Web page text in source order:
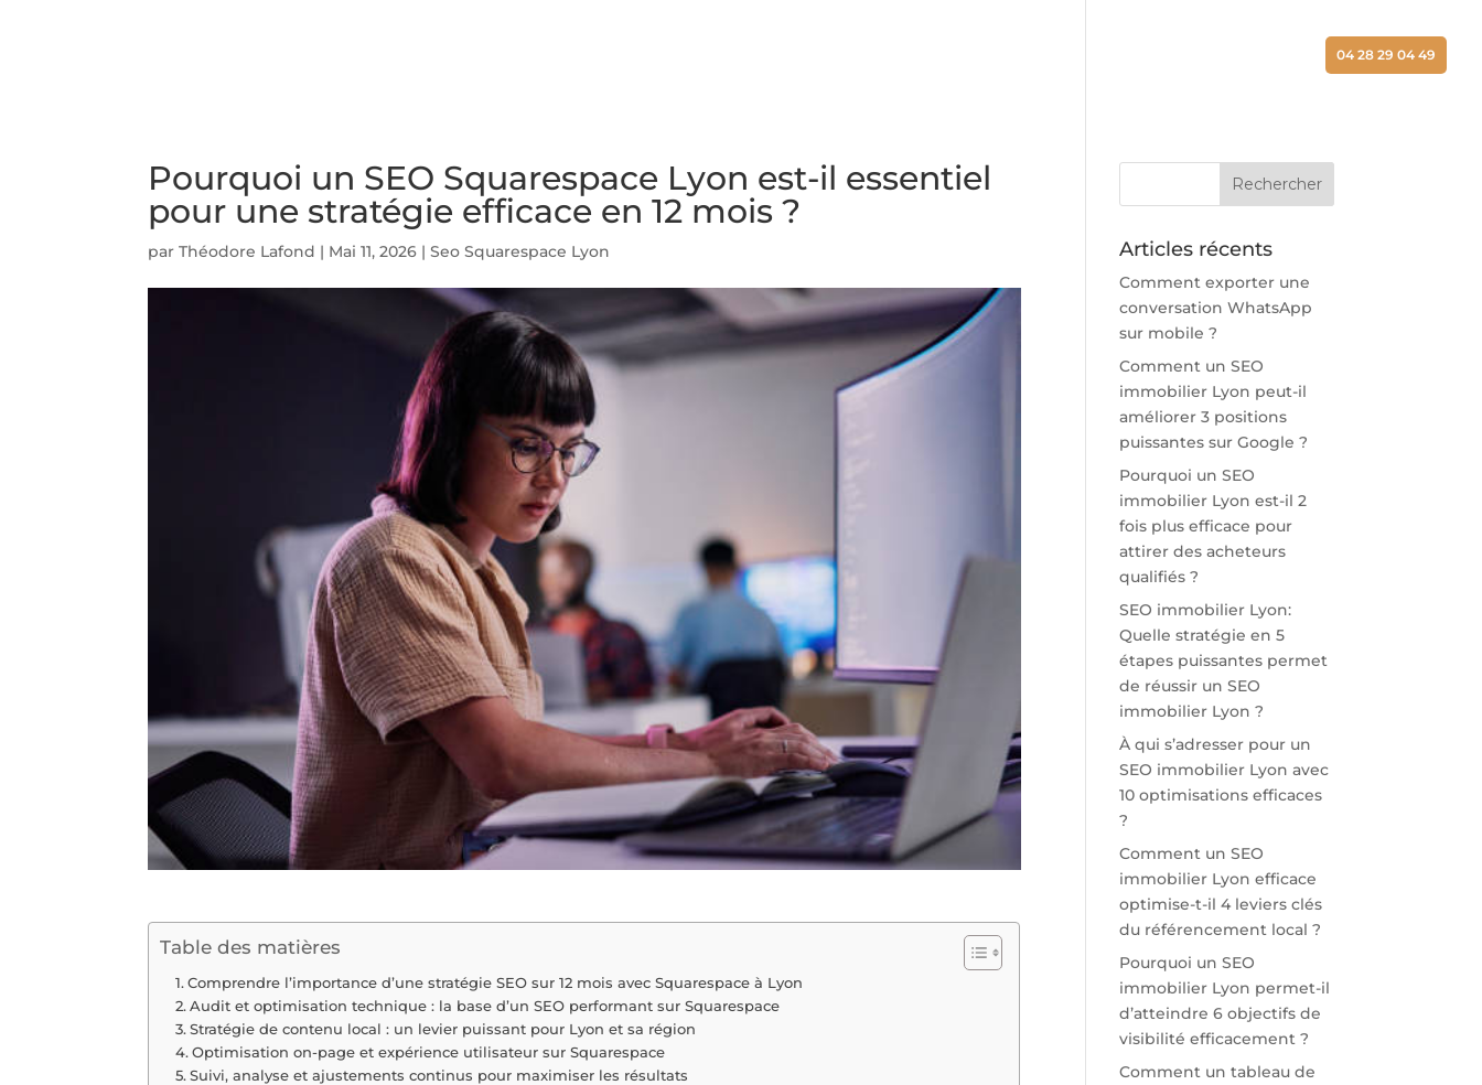
04 28 29 04 49
Pourquoi un SEO Squarespace Lyon est-il essentiel
pour une stratégie efficace en 12 mois ?
parThéodore Lafond | Mai 11, 2026 |Seo Squarespace Lyon
Table des matières
Comprendre l’importance d’une stratégie SEO sur 12 mois avec Squarespace à Lyon
Audit et optimisation technique : la base d’un SEO performant sur Squarespace
Stratégie de contenu local : un levier puissant pour Lyon et sa région
Optimisation on-page et expérience utilisateur sur Squarespace
Suivi, analyse et ajustements continus pour maximiser les résultats
Articles récents
Comment exporter une
conversation WhatsApp
sur mobile ?
Comment un SEO
immobilier Lyon peut-il
améliorer 3 positions
puissantes sur Google ?
Pourquoi un SEO
immobilier Lyon est-il 2
fois plus efficace pour
attirer des acheteurs
qualifiés ?
SEO immobilier Lyon:
Quelle stratégie en 5
étapes puissantes permet
de réussir un SEO
immobilier Lyon ?
À qui s’adresser pour un
SEO immobilier Lyon avec
10 optimisations efficaces
?
Comment un SEO
immobilier Lyon efficace
optimise-t-il 4 leviers clés
du référencement local ?
Pourquoi un SEO
immobilier Lyon permet-il
d’atteindre 6 objectifs de
visibilité efficacement ?
Comment un tableau de